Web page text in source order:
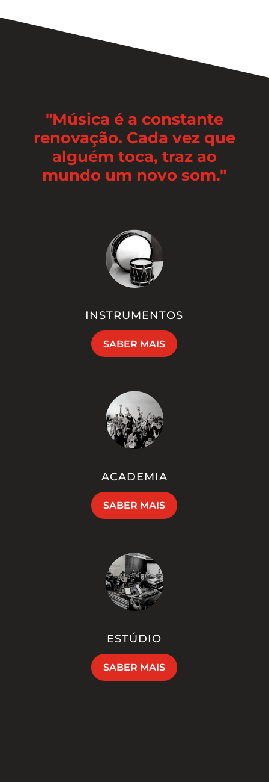
"Música é a constante
renovação. Cada vez que
alguém toca, traz ao
mundo um novo som."
INSTRUMENTOS
SABER MAIS
ACADEMIA
SABER MAIS
ESTÚDIO
SABER MAIS